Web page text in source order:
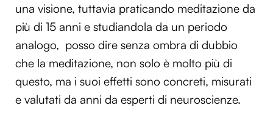
una visione, tuttavia praticando meditazione da
più di 15 anni e studiandola da un periodo
analogo, posso dire senza ombra di dubbio
che la meditazione, non solo è molto più di
questo, ma i suoi effetti sono concreti, misurati
e valutati da anni da esperti di neuroscienze.